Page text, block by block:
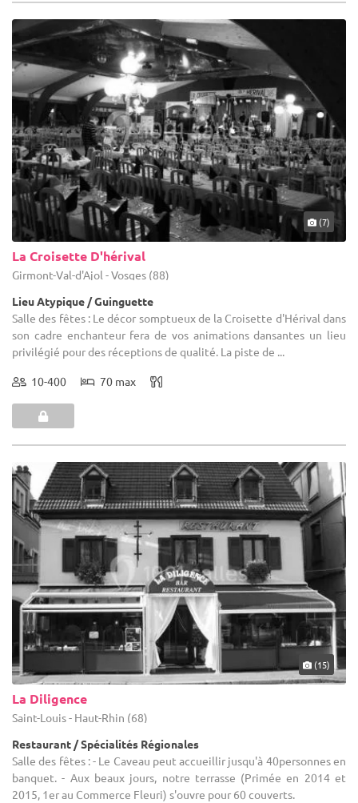
(7)
La Croisette D'hérival
Girmont-Val-d'Ajol - Vosges (88)
Lieu Atypique / Guinguette
Salle des fêtes : Le décor somptueux de la Croisette d'Hérival dans
son cadre enchanteur fera de vos animations dansantes un lieu
privilégié pour des réceptions de qualité. La piste de ...
10-400 70 max
(15)
La Diligence
Saint-Louis - Haut-Rhin (68)
Restaurant / Spécialités Régionales
Salle des fêtes : - Le Caveau peut accueillir jusqu'à 40personnes en
banquet. - Aux beaux jours, notre terrasse (Primée en 2014 et
2015, 1er au Commerce Fleuri) s'ouvre pour 60 couverts.